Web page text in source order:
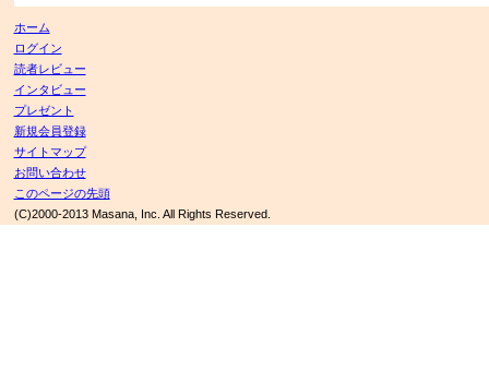
ホーム
ログイン
読者レビュー
インタビュー
プレゼント
新規会員登録
サイトマップ
お問い合わせ
このページの先頭
(C)2000-2013 Masana, Inc. All Rights Reserved.